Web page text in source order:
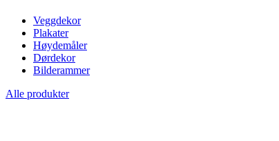
Veggdekor
Plakater
Høydemåler
Dørdekor
Bilderammer
Alle produkter